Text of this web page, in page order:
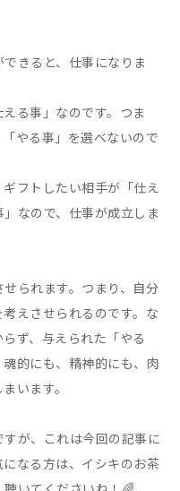
きると、仕事になりま
る事」なのです。つま
やる事」を選べないので
フトしたい相手が「仕え
なので、仕事が成立しま
られます。つまり、自分
えさせられるのです。な
ず、与えられた「やる
的にも、精神的にも、肉
います。
が、これは今回の記事に
なる方は、イシキのお茶